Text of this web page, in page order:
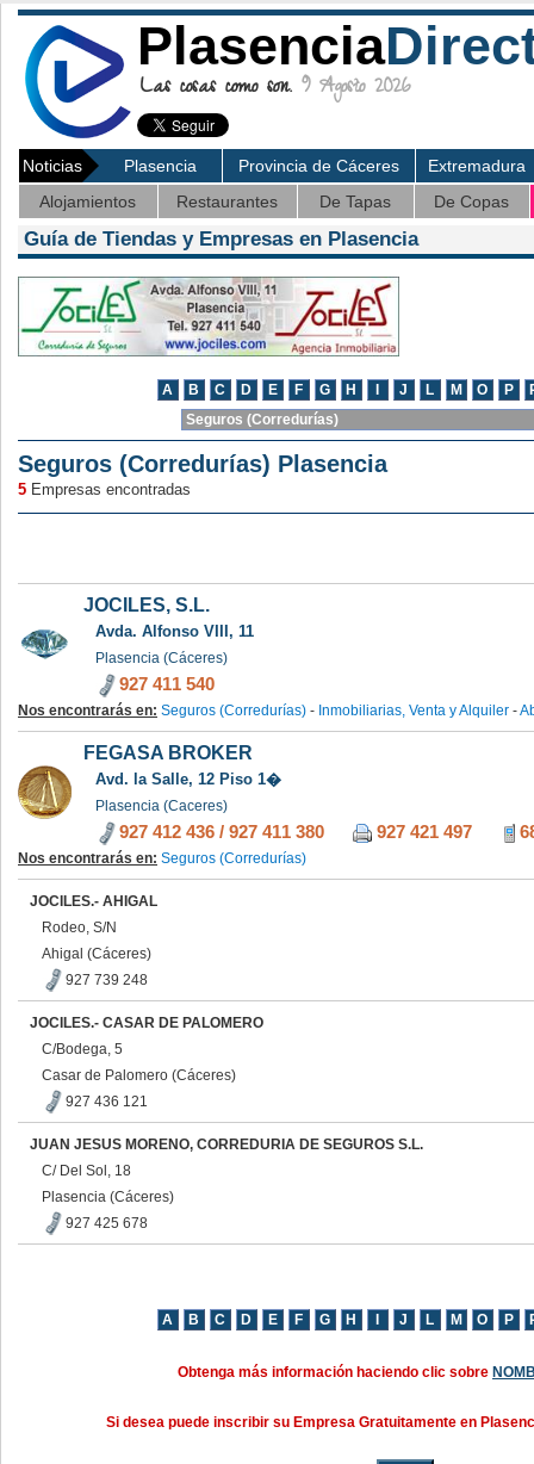
Plasencia
Las cosas como son. 9 Agosto 2026
Noticias Plasencia Provincia de Cáceres
Extremadura
Alojamientos
Restaurantes De Tapas De Copas
Guía de Tiendas y Empresas en Plasencia
Seguros (Corredurías) Plasencia
5 Empresas encontradas
JOCILES, S.L.
Avda. Alfonso VIII, 11
Plasencia (Cáceres)
927 411 540
Nos encontrarás en: Seguros (Corredurías) - Inmobiliarias, Venta y Alquiler -
FEGASA BROKER
Avd. la Salle, 12 Piso 1�
Plasencia (Caceres)
927 412 436 / 927 411 380 927 421 497
Nos encontrarás en: Seguros (Corredurías)
JOCILES.- AHIGAL
Rodeo, S/N
Ahigal (Cáceres)
927 739 248
JOCILES.- CASAR DE PALOMERO
C/Bodega, 5
Casar de Palomero (Cáceres)
927 436 121
JUAN JESUS MORENO, CORREDURIA DE SEGUROS S.L.
C/ Del Sol, 18
Plasencia (Cáceres)
927 425 678
Obtenga más información haciendo clic sobre
Si desea puede inscribir su Empresa Gratuitamente en